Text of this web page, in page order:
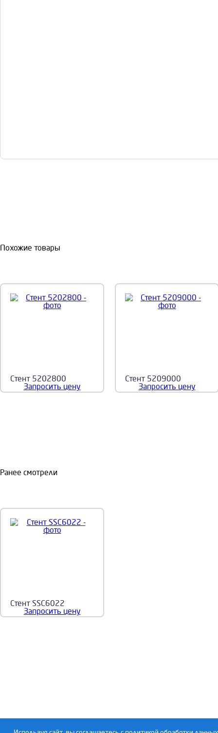
Похожие товары
Стент 5202800
Запросить цену
Стент 5209000
Запросить цену
Ранее смотрели
Стент SSC6022
Запросить цену